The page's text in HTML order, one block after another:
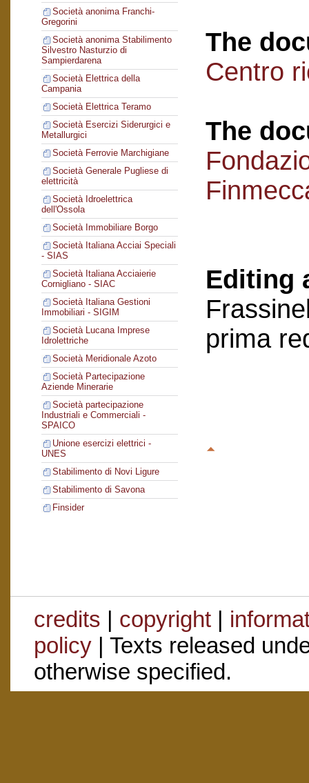
Società anonima Franchi-
Gregorini
Società anonima Stabilimento
Silvestro Nasturzio di
Sampierdarena
Società Elettrica della
Campania
Società Elettrica Teramo
Società Esercizi Siderurgici e
Metallurgici
Società Ferrovie Marchigiane
Società Generale Pugliese di
elettricità
Società Idroelettrica
dell'Ossola
Società Immobiliare Borgo
Società Italiana Acciai Speciali
- SIAS
Società Italiana Acciaierie
Cornigliano - SIAC
Società Italiana Gestioni
Immobiliari - SIGIM
Società Lucana Imprese
Idrolettriche
Società Meridionale Azoto
Società Partecipazione
Aziende Minerarie
Società partecipazione
Industriali e Commerciali -
SPAICO
Unione esercizi elettrici -
UNES
Stabilimento di Novi Ligure
Stabilimento di Savona
Finsider
The
Centro
The
Editing
prima
credits | copyright|
policy| Texts released
otherwise specified.